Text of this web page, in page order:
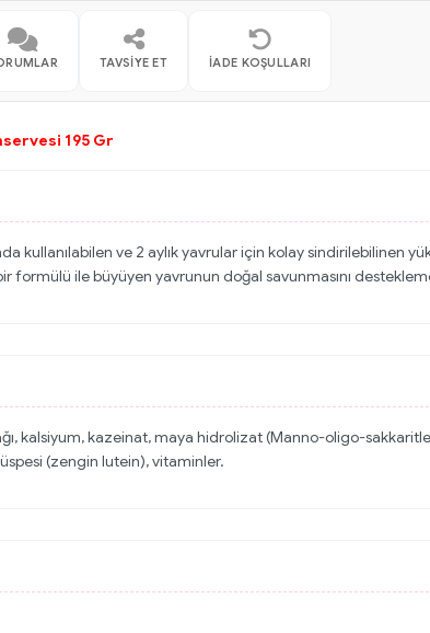
TAVSIYE ET İADE KOŞULLARI
195 Gr
kullanılabilen ve 2 aylık yavrular için kolay sindirilebilinen
formülü ile büyüyen yavrunun doğal savunmasını
kalsiyum, kazeinat, maya hidrolizat (Manno-oligo-
(zengin lutein), vitaminler.